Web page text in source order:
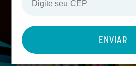
SUCOS
CHÁS